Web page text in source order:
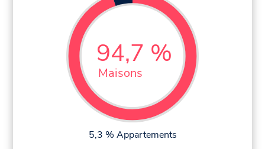
94,7 %
Maisons
5,3 % Appartements